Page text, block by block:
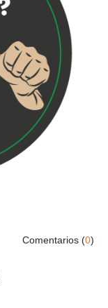
Comentarios (0)